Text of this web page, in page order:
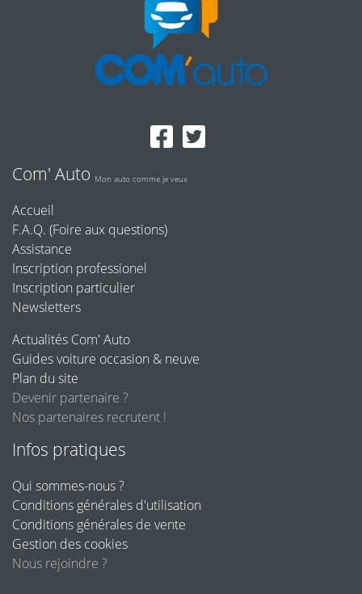
Com' Auto Mon auto comme je veux
Accueil
F.A.Q. (Foire aux questions)
Assistance
Inscription professionel
Inscription particulier
Newsletters
Actualités Com' Auto
Guides voiture occasion & neuve
Plan du site
Devenir partenaire ?
Nos partenaires recrutent !
Infos pratiques
Qui sommes-nous ?
Conditions générales d'utilisation
Conditions générales de vente
Gestion des cookies
Nous rejoindre ?